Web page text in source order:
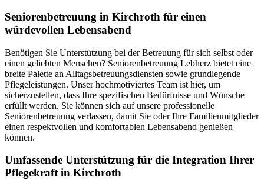
Senioren­betreuung in Kirchroth für einen
würdevollen Lebensabend
Benötigen Sie Unterstützung bei der Betreuung für sich selbst oder
einen geliebten Menschen? Seniorenbetreuung Lebherz bietet eine
breite Palette an Alltagsbetreuungsdiensten sowie grundlegende
Pflegeleistungen. Unser hochmotiviertes Team ist hier, um
sicherzustellen, dass Ihre spezifischen Bedürfnisse und Wünsche
erfüllt werden. Sie können sich auf unsere professionelle
Seniorenbetreuung verlassen, damit Sie oder Ihre Familienmitglieder
einen respektvollen und komfortablen Lebensabend genießen
können.
Umfassende Unterstützung für die Integration Ihrer
Pflegekraft in Kirchroth